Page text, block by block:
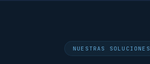
NUESTRAS SOLUCIONES